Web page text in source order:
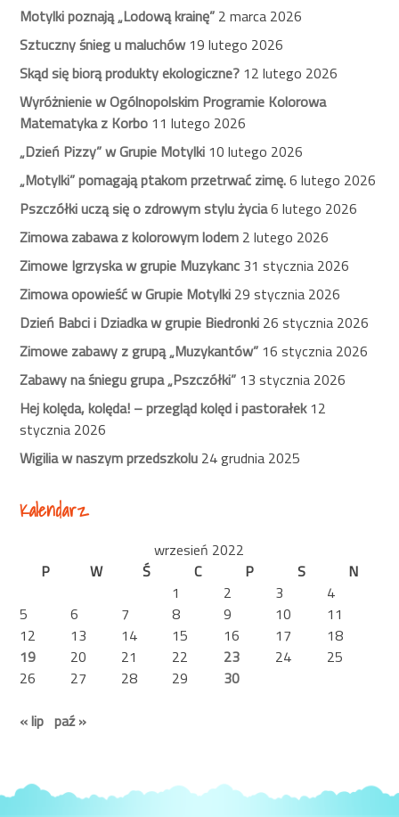
Motylki poznają „Lodową krainę” 2 marca 2026
Sztuczny śnieg u maluchów19 lutego 2026
Skąd się biorą produkty ekologiczne? 12 lutego 2026
Wyróżnienie w Ogólnopolskim Programie Kolorowa
Matematyka z Korbo 11 lutego 2026
„Dzień Pizzy” w Grupie Motylki 10 lutego 2026
„Motylki” pomagają ptakom przetrwać zimę.6 lutego 2026
Pszczółki uczą się o zdrowym stylu życia6 lutego 2026
Zimowa zabawa z kolorowym lodem 2 lutego 2026
Zimowe Igrzyska w grupie Muzykanc 31 stycznia 2026
Zimowa opowieść w Grupie Motylki 29 stycznia 2026
Dzień Babci i Dziadka w grupie Biedronki 26 stycznia 2026
Zimowe zabawy z grupą „Muzykantów” 16 stycznia 2026
Zabawy na śniegu grupa „Pszczółki” 13 stycznia 2026
Hej kolęda, kolęda! – przegląd kolęd i pastorałek12
stycznia 2026
Wigilia w naszym przedszkolu 24 grudnia 2025
Kalendarz
wrzesień 2022
P
W Ś C P S
N
1
2 3
4
5
6 7 8 9 10
11
12
13 14 15 16 17
18
19
20 21 22 23 24
25
26
27 28 29
30
« lip paź »